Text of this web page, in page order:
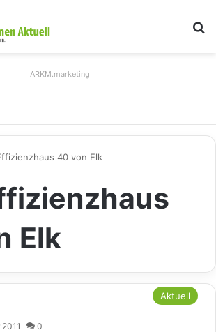
ARKM.marketing
40 von Elk
Elk
Aktuell
0